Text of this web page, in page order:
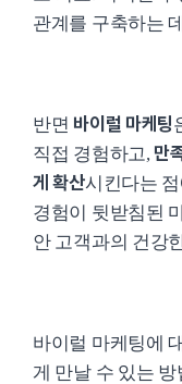
관계를 구축하는
반면 바이럴 마케팅
직접 경험하고, 만
게 확산시킨다는
경험이 뒷받침된
안 고객과의 건강
바이럴 마케팅에
게 만날 수 있는